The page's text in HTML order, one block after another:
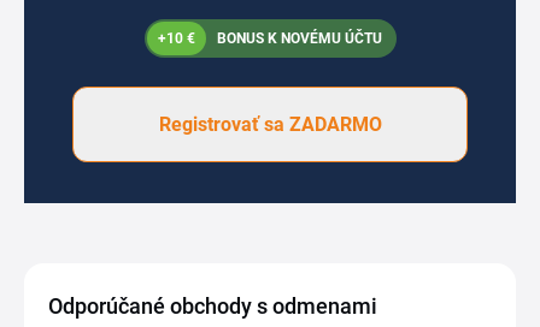
+10 € BONUS K NOVÉMU ÚČTU
Registrovať sa ZADARMO
Odporúčané obchody s odmenami